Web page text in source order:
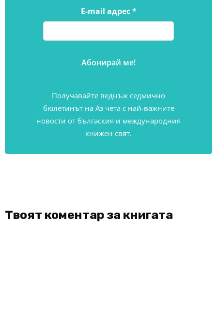
E-mail адрес*
Получавайте веднъж седмично
бюлетинът на Аз чета с най-важните
новости от бългаския и международния
книжен свят.
Твоят коментар за книгата